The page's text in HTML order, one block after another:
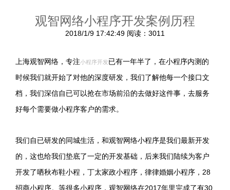
观智网络小程序开发案例历程
2018/1/9 17:42:49 阅读：3011
上海观智网络，专注小程序开发已有一年半了，在小程序内测的
时候我们就开始了对他的深度研发，我们了解他每一个接口文
档，我们深信自已可以抢在市场前沿的去做好这件事，去服务
好每个需要做小程序客户的需求。
我们自已研发的同城生活，和观智网络小程序是我们最新开发
的，这也给我们垫底了一定的开发基础，后来我们陆续为客户
开发了哂秋布鞋小程，丁太家政小程序，律律婚姻小程序， 28
招商小程序。等很多小程序，观智网络在2017年里完成了有30